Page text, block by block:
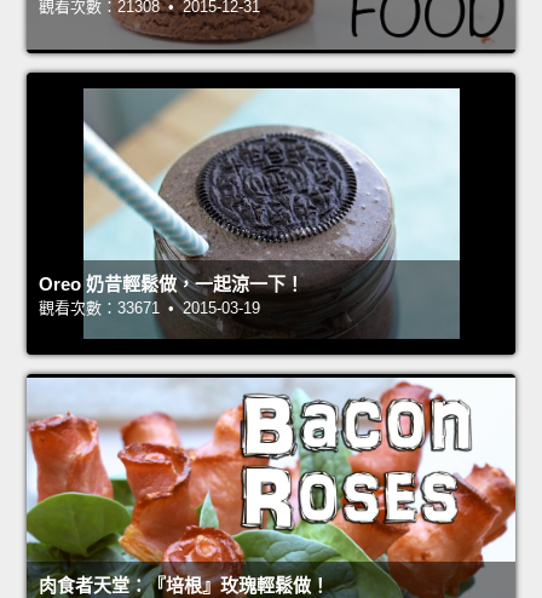
觀看次數：21308 • 2015-12-31
Oreo 奶昔輕鬆做，一起涼一下！
觀看次數：33671 • 2015-03-19
肉食者天堂：『培根』玫瑰輕鬆做！